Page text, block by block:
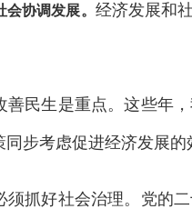
协调发展。 经济发展和
生是重点。这些年，
同步考虑促进经济发展
好社会治理。党的二